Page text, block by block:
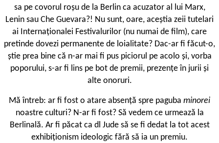
sa pe covorul roșu de la Berlin ca acuzator al lui Marx,
Lenin sau Che Guevara?! Nu sunt, oare, aceștia zeii tutelari
ai Internaționalei Festivalurilor (nu numai de film), care
pretinde dovezi permanente de loialitate? Dac-ar fi făcut-o,
știe prea bine că n-ar mai fi pus piciorul pe acolo și, vorba
poporului, s-ar fi lins pe bot de premii, prezențe în jurii și
alte onoruri.
Mă întreb: ar fi fost o atare absență spre paguba minorei
noastre culturi? N-ar fi fost? Să vedem ce urmează la
Berlinală. Ar fi păcat ca dl Jude să se fi dedat la tot acest
exhibiționism ideologic fără să ia un premiu.